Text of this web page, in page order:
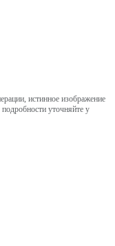
истинное изображение
подробности уточняйте у